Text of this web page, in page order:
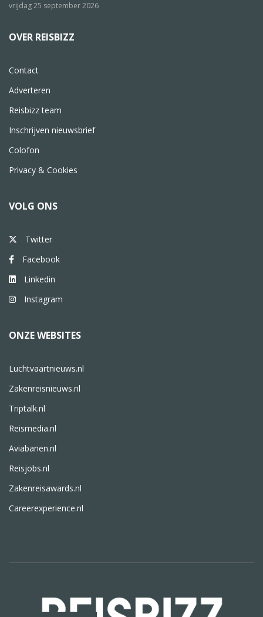
vrijdag 25 september 2026
OVER REISBIZZ
Contact
Adverteren
Reisbizz team
Inschrijven nieuwsbrief
Colofon
Privacy & Cookies
VOLG ONS
Twitter
Facebook
Linkedin
Instagram
ONZE WEBSITES
Luchtvaartnieuws.nl
Zakenreisnieuws.nl
Triptalk.nl
Reismedia.nl
Aviabanen.nl
Reisjobs.nl
Zakenreisawards.nl
Careerexperience.nl